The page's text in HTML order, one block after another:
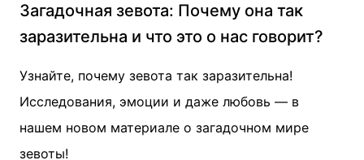
Загадочная зевота: Почему она так
заразительна и что это о нас говорит?
Узнайте, почему зевота так заразительна!
Исследования, эмоции и даже любовь — в
нашем новом материале о загадочном мире
зевоты!